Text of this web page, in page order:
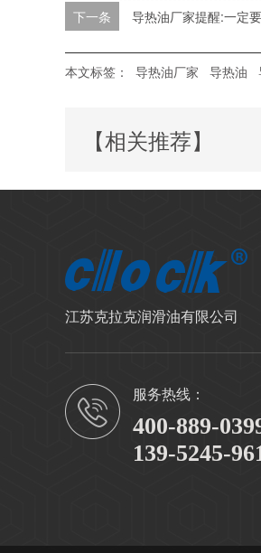
下一条 导热油厂家提醒:一定
本文标签： 导热油厂家 导热油
【相关推荐】
江苏克拉克润滑油有限公司
服务热线：
400-889-
139-5245-